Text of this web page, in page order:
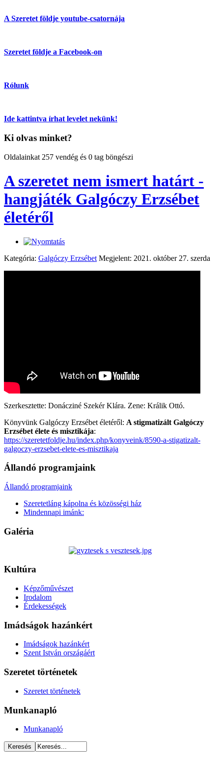
A Szeretet földje youtube-csatornája
Szeretet földje a Facebook-on
Rólunk
Ide kattintva írhat levelet nekünk!
Ki olvas minket?
Oldalainkat 257 vendég és 0 tag böngészi
A szeretet nem ismert határt -
hangjáték Galgóczy Erzsébet
életéről
Kategória: Galgóczy Erzsébet Megjelent: 2021. október 27. szerda
Szerkesztette: Donácziné Szekér Klára. Zene: Králik Ottó.
Könyvünk Galgóczy Erzsébet életéről: A stigmatizált Galgóczy
Erzsébet élete és misztikája:
https://szeretetfoldje.hu/index.php/konyveink/8590-a-stigatizalt-
galgoczy-erzsebet-elete-es-misztikaja
Állandó programjaink
Állandó programjaink
Szeretetláng kápolna és közösségi ház
Mindennapi imánk:
Galéria
Kultúra
Képzőművészet
Irodalom
Érdekességek
Imádságok hazánkért
Imádságok hazánkért
Szent István országáért
Szeretet történetek
Szeretet történetek
Munkanapló
Munkanapló